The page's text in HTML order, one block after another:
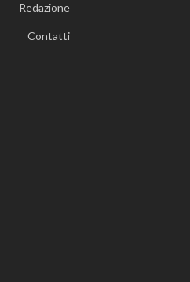
Redazione
Contatti